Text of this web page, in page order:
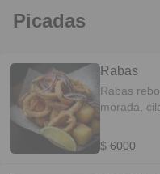
Picadas
Rabas
Rabas
morada,
$ 6000